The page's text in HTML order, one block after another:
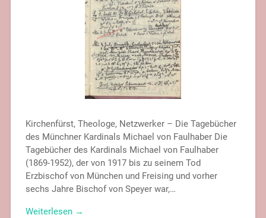
Kirchenfürst, Theologe, Netzwerker – Die Tagebücher
des Münchner Kardinals Michael von Faulhaber Die
Tagebücher des Kardinals Michael von Faulhaber
(1869-1952), der von 1917 bis zu seinem Tod
Erzbischof von München und Freising und vorher
sechs Jahre Bischof von Speyer war,…
Weiterlesen →